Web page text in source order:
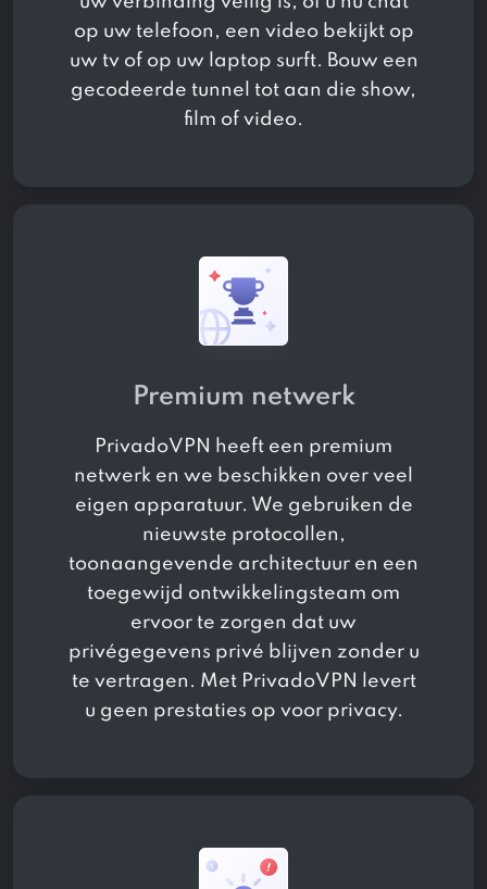
op uw telefoon, een video bekijkt op
uw tv of op uw laptop surft. Bouw een
gecodeerde tunnel tot aan die show,
film of video.
Premium netwerk
PrivadoVPN heeft een premium
netwerk en we beschikken over veel
eigen apparatuur. We gebruiken de
nieuwste protocollen,
toonaangevende architectuur en een
toegewijd ontwikkelingsteam om
ervoor te zorgen dat uw
privégegevens privé blijven zonder u
te vertragen. Met PrivadoVPN levert
u geen prestaties op voor privacy.